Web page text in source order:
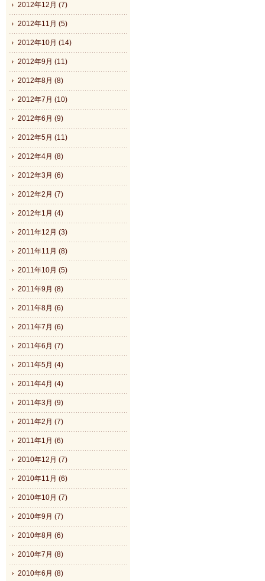
2012年12月 (7)
2012年11月 (5)
2012年10月 (14)
2012年9月 (11)
2012年8月 (8)
2012年7月 (10)
2012年6月 (9)
2012年5月 (11)
2012年4月 (8)
2012年3月 (6)
2012年2月 (7)
2012年1月 (4)
2011年12月 (3)
2011年11月 (8)
2011年10月 (5)
2011年9月 (8)
2011年8月 (6)
2011年7月 (6)
2011年6月 (7)
2011年5月 (4)
2011年4月 (4)
2011年3月 (9)
2011年2月 (7)
2011年1月 (6)
2010年12月 (7)
2010年11月 (6)
2010年10月 (7)
2010年9月 (7)
2010年8月 (6)
2010年7月 (8)
2010年6月 (8)